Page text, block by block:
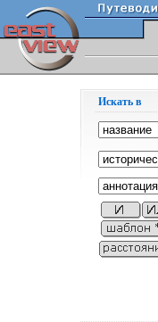
Искать в